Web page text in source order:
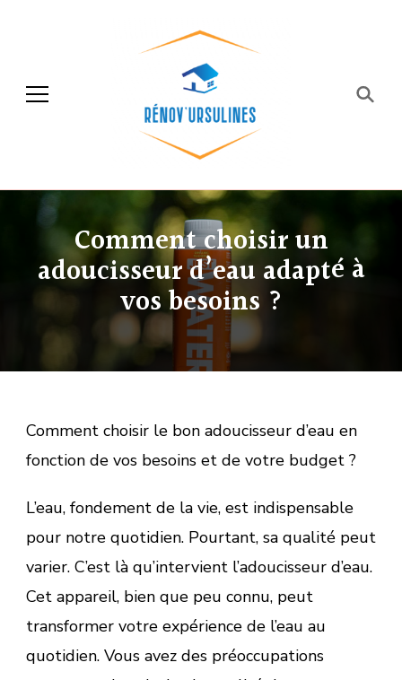
Rénov'ursulines
Comment choisir un
adoucisseur d’eau adapté à
vos besoins ?
Comment choisir le bon adoucisseur d’eau en
fonction de vos besoins et de votre budget ?
L’eau, fondement de la vie, est indispensable
pour notre quotidien. Pourtant, sa qualité peut
varier. C’est là qu’intervient l’adoucisseur d’eau.
Cet appareil, bien que peu connu, peut
transformer votre expérience de l’eau au
quotidien. Vous avez des préoccupations